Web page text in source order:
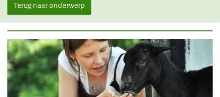
Terug naar onderwerp